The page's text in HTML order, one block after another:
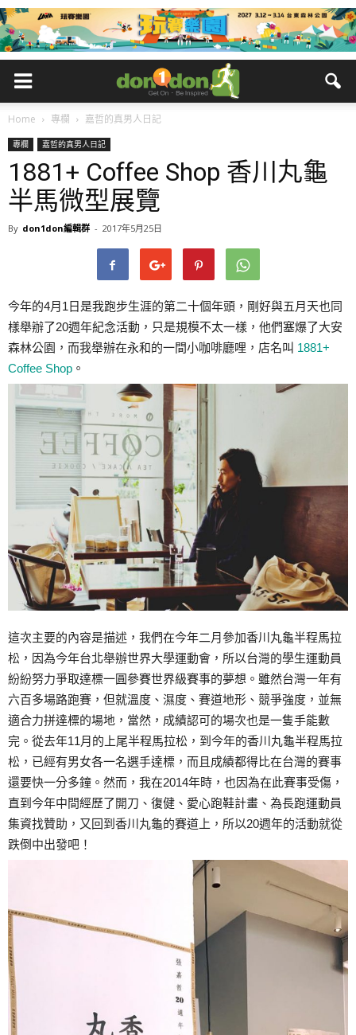
Home 專欄 嘉哲的真男人日記
專欄 嘉哲的真男人日記
1881+ Coffee Shop 香川丸龜
半馬微型展覽
By don1don編輯群 - 2017年5月25日
今年的4月1日是我跑步生涯的第二十個年頭，剛好與五月天也同
樣舉辦了20週年紀念活動，只是規模不太一樣，他們塞爆了大安
森林公園，而我舉辦在永和的一間小咖啡廳哩，店名叫 1881+
Coffee Shop 。
這次主要的內容是描述，我們在今年二月參加香川丸龜半程馬拉
松，因為今年台北舉辦世界大學運動會，所以台灣的學生運動員
紛紛努力爭取達標一圓參賽世界級賽事的夢想。雖然台灣一年有
六百多場路跑賽，但就溫度、濕度、賽道地形、競爭強度，並無
適合力拼達標的場地，當然，成績認可的場次也是一隻手能數
完。從去年11月的上尾半程馬拉松，到今年的香川丸龜半程馬拉
松，已經有男女各一名選手達標，而且成績都得比在台灣的賽事
還要快一分多鐘。然而，我在2014年時，也因為在此賽事受傷，
直到今年中間經歷了開刀、復健、愛心跑鞋計畫、為長跑運動員
集資找贊助，又回到香川丸龜的賽道上，所以20週年的活動就從
跌倒中出發吧！